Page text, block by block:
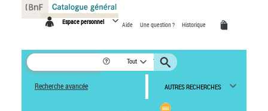
Espace personnel Aide Une question ? Historique
Tout
Recherche avancée AUTRES RECHERCHES
Panneau de gestion des cookies